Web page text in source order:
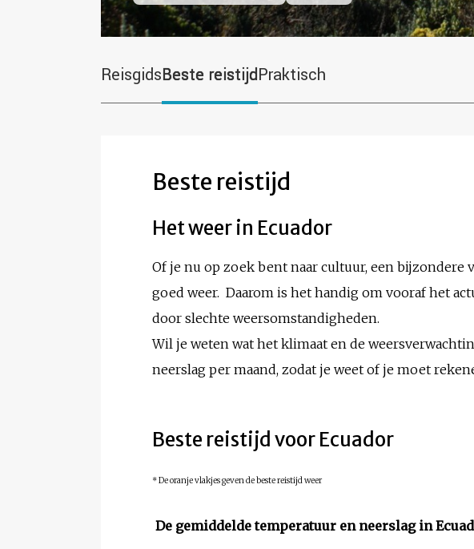
ReisgidsBeste reistijdPraktisch
Beste reistijd
Het weer in Ecuador
Of je nu op zoek bent naar cultuur, een
goed weer. Daarom is het handig om vooraf het
door slechte weersomstandigheden.
Wil je weten wat het klimaat en de
neerslag per maand, zodat je weet of je moet
Beste reistijd voor Ecuador
* De oranje vlakjes geven de beste reistijd weer
De gemiddelde temperatuur en neerslag in